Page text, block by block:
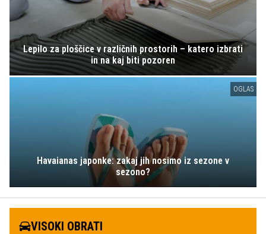
Lepilo za ploščice v različnih prostorih – katero izbrati
in na kaj biti pozoren
OGLAS
Havaianas japonke: zakaj jih nosimo iz sezone v
sezono?
VISOKI OBRATI